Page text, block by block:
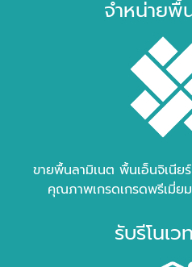
จำหน่ายพื้
ขายพื้นลามิเนต พื้นเอ็นจิเนีย
คุณภาพเกรดเกรดพรีเมี่
รับรีโนเ